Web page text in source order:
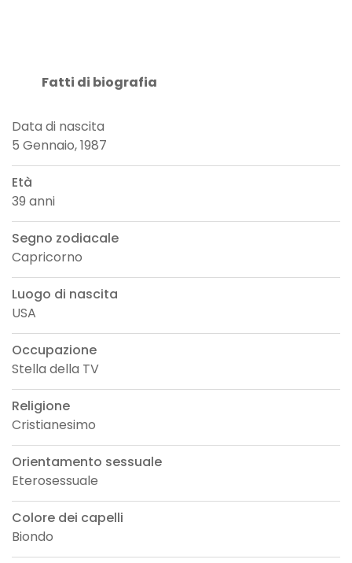
Fatti di biografia
Data di nascita
5 Gennaio, 1987
Età
39 anni
Segno zodiacale
Capricorno
Luogo di nascita
USA
Occupazione
Stella della TV
Religione
Cristianesimo
Orientamento sessuale
Eterosessuale
Colore dei capelli
Biondo